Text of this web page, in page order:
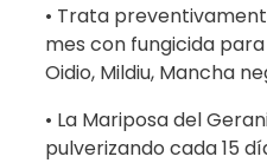
• Trata
mes con fungicida
Oidio, Mildiu, Mancha
• La Mariposa del
pulverizando cada 15